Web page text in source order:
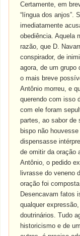
Certamente, em
“língua dos anjos”.
imediatamente
obediência. Aquela
razão, que D.
conspirador, de
agora, de um grupo
o mais breve
Antônio morreu, e
querendo com isso
com ele foram
partes, ao sabor de
bispo não
dispensasse
de omitir da oração
Antônio, o pedido
livrasse do veneno
oração foi
Desencavam fatos
qualquer
doutrinários. Tudo
historicismo e de